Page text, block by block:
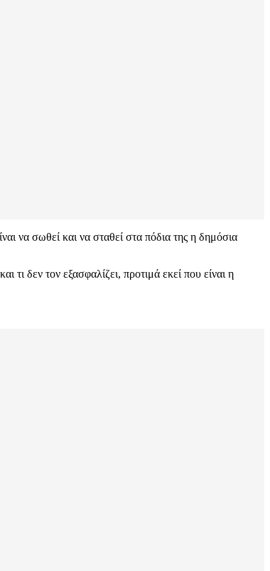
να σωθεί και να σταθεί στα πόδια της η δημόσια
τι δεν τον εξασφαλίζει, προτιμά εκεί που είναι η